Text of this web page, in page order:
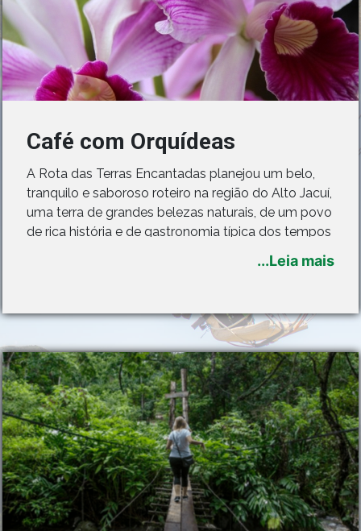
Café com Orquídeas
A Rota das Terras Encantadas planejou um belo,
tranquilo e saboroso roteiro na região do Alto Jacuí,
uma terra de grandes belezas naturais, de um povo
de rica história e de gastronomia típica dos tempos
...Leia mais